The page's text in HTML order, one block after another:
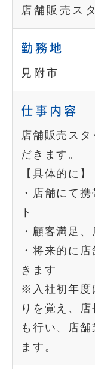
店舗販売ス
勤務地
見附市
仕事内容
店舗販売ス
だきます。
【具体的に】
・店舗にて
ト
・顧客満足
・将来的に
きます
※入社初年度
りを覚え、
も行い、店
ます。